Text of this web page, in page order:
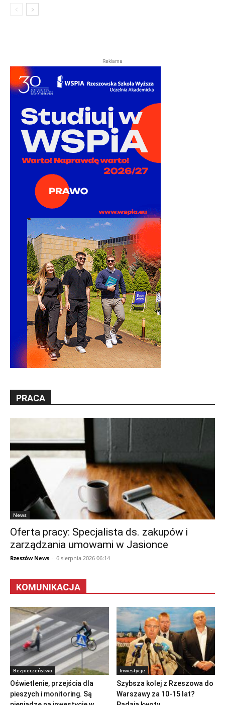
Reklama
PRACA
News
Oferta pracy: Specjalista ds. zakupów i
zarządzania umowami w Jasionce
Rzeszów News - 6 sierpnia 2026 06:14
KOMUNIKACJA
Bezpieczeństwo
Oświetlenie, przejścia dla
pieszych i monitoring. Są
Inwestycje
Szybsza kolej z Rzeszowa do
Warszawy za 10-15 lat?